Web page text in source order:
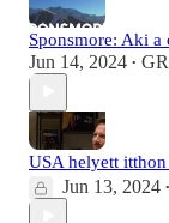
Sponsmore: Aki a
Jun 14, 2024 •
USA helyett
Jun 13, 2024 •